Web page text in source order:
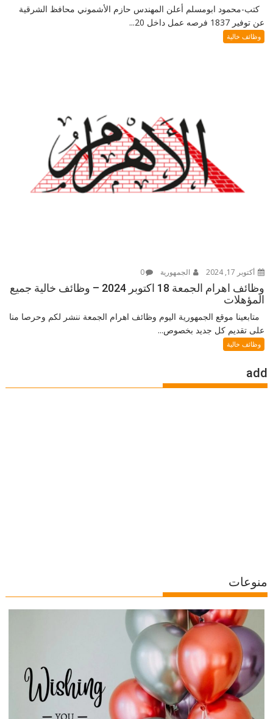
كتب-محمود ابومسلم أعلن المهندس حازم الأشموني محافظ الشرقية
عن توفير 1837 فرصه عمل داخل 20...
وظائف خالية
أكتوبر 17, 2024 الجمهورية 0
وظائف اهرام الجمعة 18 اكتوبر 2024 – وظائف خالية جميع
المؤهلات
متابعينا موقع الجمهورية اليوم وظائف اهرام الجمعة ننشر لكم وحرصا منا
على تقديم كل جديد بخصوص...
وظائف خالية
add
منوعات